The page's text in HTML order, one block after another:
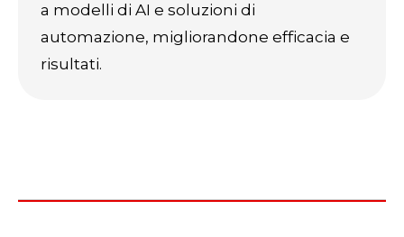
a modelli di AI e soluzioni di
automazione, migliorandone efficacia e
risultati.